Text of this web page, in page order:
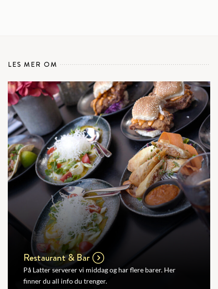
LES MER OM
Restaurant & Bar
På Latter serverer vi middag og har flere barer. Her
finner du all info du trenger.